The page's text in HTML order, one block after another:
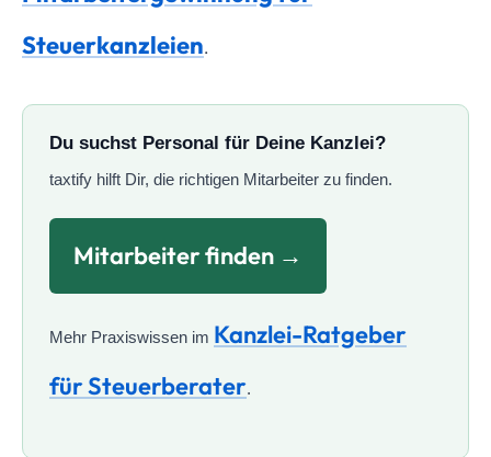
Steuerkanzleien.
Du suchst Personal für Deine Kanzlei?
taxtify hilft Dir, die richtigen Mitarbeiter zu finden.
Mitarbeiter finden →
Mehr Praxiswissen im Kanzlei-Ratgeber
für Steuerberater.